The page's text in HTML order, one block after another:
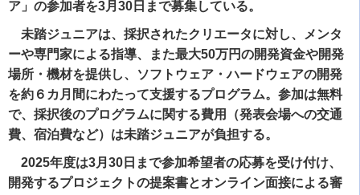
ア」の参加者を3月30日まで募集している。
未踏ジュニアは、採択されたクリエータに対し、メンタ
ーや専門家による指導、また最大50万円の開発資金や開発
場所・機材を提供し、ソフトウェア・ハードウェアの開発
を約６カ月間にわたって支援するプログラム。参加は無料
で、採択後のプログラムに関する費用（発表会場への交通
費、宿泊費など）は未踏ジュニアが負担する。
2025年度は3月30日まで参加希望者の応募を受け付け、
開発するプロジェクトの提案書とオンライン面接による審